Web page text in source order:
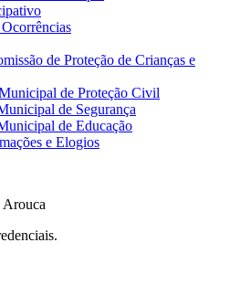
de Proteção de Crianças e
de Proteção Civil
de Segurança
de Educação
e Elogios